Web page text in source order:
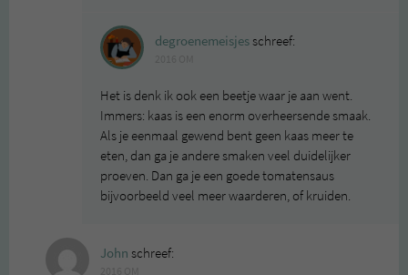
degroenemeisjesschreef:
Het is denk ik ook een beetje waar je aan went.
Immers: kaas is een enorm overheersende smaak.
Als je eenmaal gewend bent geen kaas meer te
eten, dan ga je andere smaken veel duidelijker
proeven. Dan ga je een goede tomatensaus
bijvoorbeeld veel meer waarderen, of kruiden.
John schreef: